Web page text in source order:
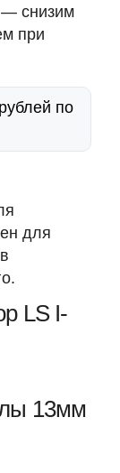
— снизим
при
по
для
LS I-
13мм